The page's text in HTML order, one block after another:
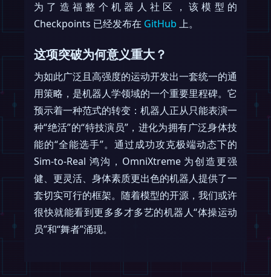
为了造福整个机器人社区，该模型的
Checkpoints 已经发布在 GitHub 上。
这项突破为何意义重大？
为如此广泛且高强度的运动开发出一套统一的通
用策略，是机器人学领域的一个重要里程碑。它
预示着一种范式的转变：机器人正从只能表演一
种“绝活”的“特技演员”，进化为拥有广泛身体技
能的“全能选手”。通过成功攻克极端动态下的
Sim-to-Real 鸿沟，OmniXtreme 为创造更强
健、更灵活、身体素质更出色的机器人提供了一
套切实可行的框架。随着模型的开源，我们或许
很快就能看到更多多才多艺的机器人“体操运动
员”和“舞者”涌现。